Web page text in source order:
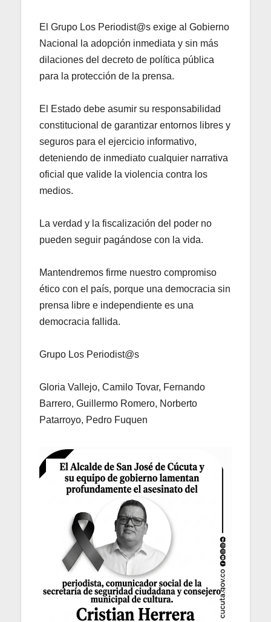
El Grupo Los Periodist@s exige al Gobierno
Nacional la adopción inmediata y sin más
dilaciones del decreto de política pública
para la protección de la prensa.
El Estado debe asumir su responsabilidad
constitucional de garantizar entornos libres y
seguros para el ejercicio informativo,
deteniendo de inmediato cualquier narrativa
oficial que valide la violencia contra los
medios.
La verdad y la fiscalización del poder no
pueden seguir pagándose con la vida.
Mantendremos firme nuestro compromiso
ético con el país, porque una democracia sin
prensa libre e independiente es una
democracia fallida.
Grupo Los Periodist@s
Gloria Vallejo, Camilo Tovar, Fernando
Barrero, Guillermo Romero, Norberto
Patarroyo, Pedro Fuquen